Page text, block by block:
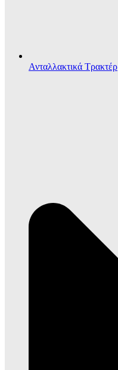
Ανταλλακτικά Τρακτέρ